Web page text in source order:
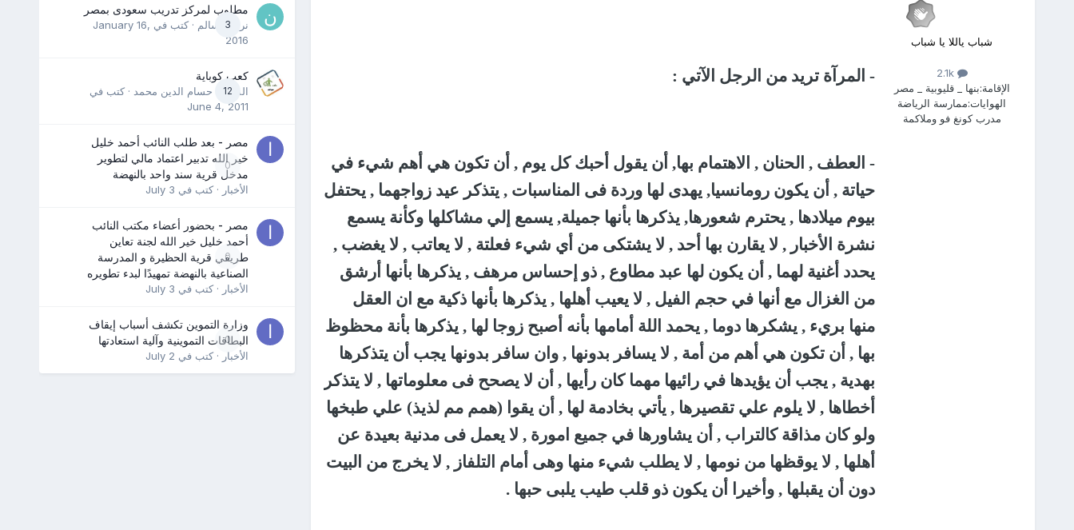
شباب ياللا يا شباب
2.1k
الإقامة:بنها _ قليوبية _ مصر
الهوايات:ممارسة الرياضة
مدرب كونغ فو وملاكمة
- المرآة تريد من الرجل الآتي :
- العطف , الحنان , الاهتمام بها, أن يقول أحبك كل يوم , أن تكون هي أهم شيء في
حياتة , أن يكون رومانسيا, يهدى لها وردة فى المناسبات , يتذكر عيد زواجهما , يحتفل
بيوم ميلادها , يحترم شعورها, يذكرها بأنها جميلة, يسمع إلي مشاكلها وكأنة يسمع
نشرة الأخبار , لا يقارن بها أحد , لا يشتكى من أي شيء فعلتة , لا يعاتب , لا يغضب ,
يحدد أغنية لهما , أن يكون لها عبد مطاوع , ذو إحساس مرهف , يذكرها بأنها أرشق
من الغزال مع أنها في حجم الفيل , لا يعيب أهلها , يذكرها بأنها ذكية مع ان العقل
منها بريء , يشكرها دوما , يحمد اللة أمامها بأنه أصبح زوجا لها , يذكرها بأنة محظوظ
بها , أن تكون هي أهم من أمة , لا يسافر بدونها , وان سافر بدونها يجب أن يتذكرها
بهدية , يجب أن يؤيدها في رائيها مهما كان رأيها , أن لا يصحح فى معلوماتها , لا يتذكر
أخطاها , لا يلوم علي تقصيرها , يأتي بخادمة لها , أن يقوا (همم مم لذيذ) علي طبخها
ولو كان مذاقة كالتراب , أن يشاورها في جميع امورة , لا يعمل فى مدنية بعيدة عن
أهلها , لا يوقظها من نومها , لا يطلب شيء منها وهى أمام التلفاز , لا يخرج من البيت
دون أن يقبلها , وأخيرا أن يكون ذو قلب طيب يلبى حبها .
3
مطلوب لمركز تدريب سعودى بمصر
نرمين سالم · كتب في January 16,
2016
12
كعب كوباية
المدرب حسام الدين محمد · كتب في
June 4, 2011
0
مصر - بعد طلب النائب أحمد خليل
خير الله تدبير اعتماد مالي لتطوير
مدخل قرية سند واحد بالنهضة
الأخبار · كتب في July 3
0
مصر - بحضور أعضاء مكتب النائب
أحمد خليل خير الله لجنة تعاين
طريقي قرية الحظيرة و المدرسة
الصناعية بالنهضة تمهيدًا لبدء تطويره
الأخبار · كتب في July 3
0
وزارة التموين تكشف أسباب إيقاف
البطاقات التموينية وآلية استعادتها
الأخبار · كتب في July 2